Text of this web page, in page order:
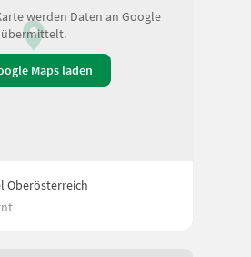
werden Daten an Google
übermittelt.
Maps laden
Oberösterreich